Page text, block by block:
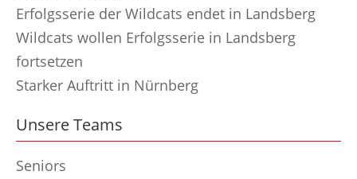
Erfolgsserie der Wildcats endet in Landsberg
Wildcats wollen Erfolgsserie in Landsberg
fortsetzen
Starker Auftritt in Nürnberg
Unsere Teams
Seniors